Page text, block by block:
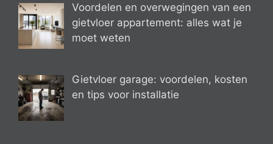
Voordelen en overwegingen van een
gietvloer appartement: alles wat je
moet weten
Gietvloer garage: voordelen, kosten
en tips voor installatie